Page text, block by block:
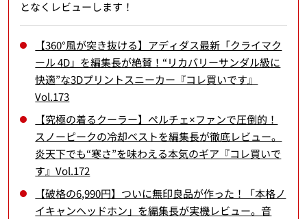
となくレビューします！
【360°風が突き抜ける】アディダス最新「クライマク
ール 4D」を編集長が絶賛！“リカバリーサンダル級に
快適”な3Dプリントスニーカー『コレ買いです』
Vol.173
【究極の着るクーラー】ペルチェ×ファンで圧倒的！
スノーピークの冷却ベストを編集長が徹底レビュー。
炎天下でも“寒さ”を味わえる本気のギア『コレ買いで
す』Vol.172
【破格の6,990円】ついに無印良品が作った！「本格ノ
イキャンヘッドホン」を編集長が実機レビュー。音